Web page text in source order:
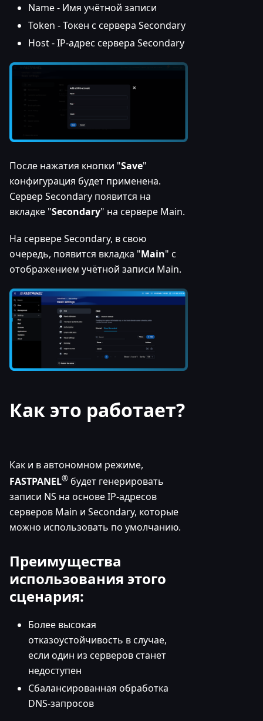
Name - Имя учётной записи
Token - Токен с сервера Secondary
Host - IP-адрес сервера Secondary
После нажатия кнопки "Save"
конфигурация будет применена.
Сервер Secondary появится на
вкладке "Secondary" на сервере Main.
На сервере Secondary, в свою
очередь, появится вкладка "Main" с
отображением учётной записи Main.
Как это работает?
Как и в автономном режиме,
FASTPANEL® будет генерировать
записи NS на основе IP-адресов
серверов Main и Secondary, которые
можно использовать по умолчанию.
Преимущества
использования этого
сценария:
Более высокая
отказоустойчивость в случае,
если один из серверов станет
недоступен
Сбалансированная обработка
DNS-запросов